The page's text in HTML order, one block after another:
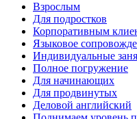
Взрослым
Для подростков
Корпоративным
Языковое
Индивидуальные
Полное погружение
Для начинающих
Для продвинутых
Деловой английский